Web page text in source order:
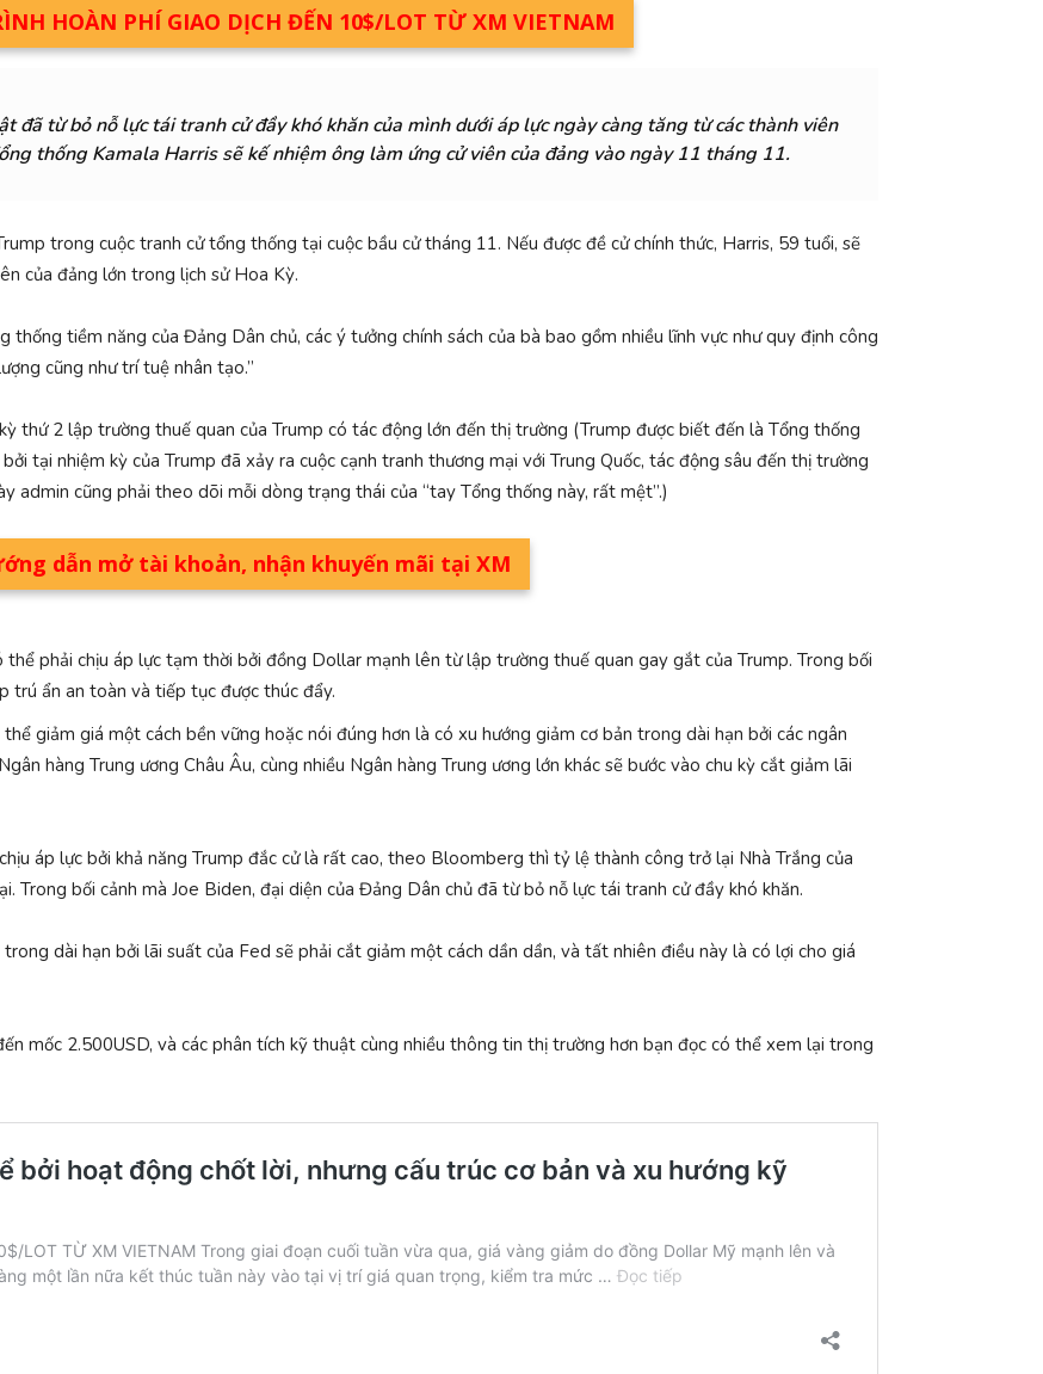
HOÀN PHÍ GIAO DỊCH ĐẾN 10$/LOT TỪ XM VIETNAM
đã từ bỏ nỗ lực tái tranh cử đầy khó khăn của mình dưới áp lực ngày càng tăng từ các thành viên
thống Kamala Harris sẽ kế nhiệm ông làm ứng cử viên của đảng vào ngày 11 tháng 11.
trong cuộc tranh cử tổng thống tại cuộc bầu cử tháng 11. Nếu được đề cử chính thức, Harris, 59 tuổi, sẽ
của đảng lớn trong lịch sử Hoa Kỳ.
thống tiềm năng của Đảng Dân chủ, các ý tưởng chính sách của bà bao gồm nhiều lĩnh vực như quy định công
cũng như trí tuệ nhân tạo.”
thứ 2 lập trường thuế quan của Trump có tác động lớn đến thị trường (Trump được biết đến là Tổng thống
tại nhiệm kỳ của Trump đã xảy ra cuộc cạnh tranh thương mại với Trung Quốc, tác động sâu đến thị trường
admin cũng phải theo dõi mỗi dòng trạng thái của “tay Tổng thống này, rất mệt”.)
dẫn mở tài khoản, nhận khuyến mãi tại XM
phải chịu áp lực tạm thời bởi đồng Dollar mạnh lên từ lập trường thuế quan gay gắt của Trump. Trong bối
trú ẩn an toàn và tiếp tục được thúc đẩy.
giảm giá một cách bền vững hoặc nói đúng hơn là có xu hướng giảm cơ bản trong dài hạn bởi các ngân
hàng Trung ương Châu Âu, cùng nhiều Ngân hàng Trung ương lớn khác sẽ bước vào chu kỳ cắt giảm lãi
áp lực bởi khả năng Trump đắc cử là rất cao, theo Bloomberg thì tỷ lệ thành công trở lại Nhà Trắng của
Trong bối cảnh mà Joe Biden, đại diện của Đảng Dân chủ đã từ bỏ nỗ lực tái tranh cử đầy khó khăn.
dài hạn bởi lãi suất của Fed sẽ phải cắt giảm một cách dần dần, và tất nhiên điều này là có lợi cho giá
mốc 2.500USD, và các phân tích kỹ thuật cùng nhiều thông tin thị trường hơn bạn đọc có thể xem lại trong